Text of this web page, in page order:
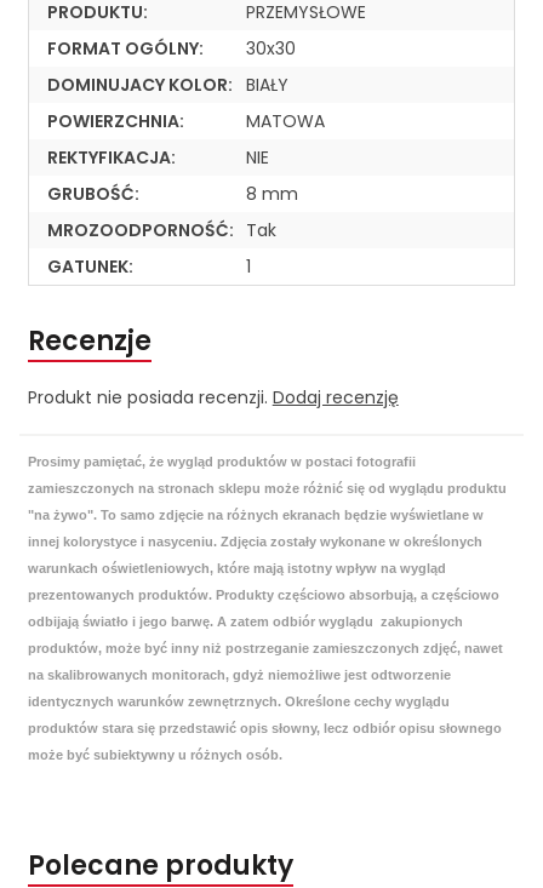
PRODUKTU:
PRZEMYSŁOWE
FORMAT OGÓLNY:
30x30
DOMINUJACY KOLOR: BIAŁY
POWIERZCHNIA:
MATOWA
REKTYFIKACJA:
NIE
GRUBOŚĆ:
8 mm
MROZOODPORNOŚĆ: Tak
GATUNEK:
1
Recenzje
Produkt nie posiada recenzji. Dodaj recenzję
Prosimy pamiętać, że wygląd produktów w postaci fotografii
zamieszczonych na stronach sklepu może różnić się od wyglądu produktu
"na żywo". To samo zdjęcie na różnych ekranach będzie wyświetlane w
innej kolorystyce i nasyceniu. Zdjęcia zostały wykonane w określonych
warunkach oświetleniowych, które mają istotny wpływ na wygląd
prezentowanych produktów. Produkty częściowo absorbują, a częściowo
odbijają światło i jego barwę. A zatem odbiór wyglądu zakupionych
produktów, może być inny niż postrzeganie zamieszczonych zdjęć, nawet
na skalibrowanych monitorach, gdyż niemożliwe jest odtworzenie
identycznych warunków zewnętrznych. Określone cechy wyglądu
produktów stara się przedstawić opis słowny, lecz odbiór opisu słownego
może być subiektywny u różnych osób.
Polecane produkty